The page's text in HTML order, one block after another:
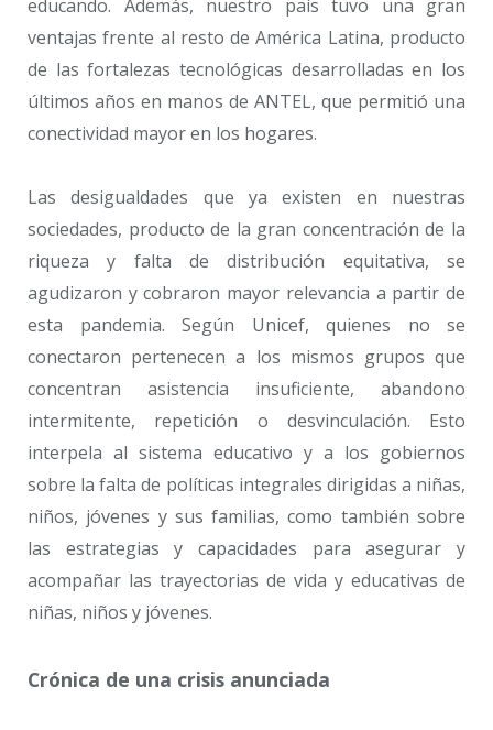
educando. Además, nuestro país tuvo una gran
ventajas frente al resto de América Latina, producto
de las fortalezas tecnológicas desarrolladas en los
últimos años en manos de ANTEL, que permitió una
conectividad mayor en los hogares.
Las desigualdades que ya existen en nuestras
sociedades, producto de la gran concentración de la
riqueza y falta de distribución equitativa, se
agudizaron y cobraron mayor relevancia a partir de
esta pandemia. Según Unicef, quienes no se
conectaron pertenecen a los mismos grupos que
concentran asistencia insuficiente, abandono
intermitente, repetición o desvinculación. Esto
interpela al sistema educativo y a los gobiernos
sobre la falta de políticas integrales dirigidas a niñas,
niños, jóvenes y sus familias, como también sobre
las estrategias y capacidades para asegurar y
acompañar las trayectorias de vida y educativas de
niñas, niños y jóvenes.
Crónica de una crisis anunciada